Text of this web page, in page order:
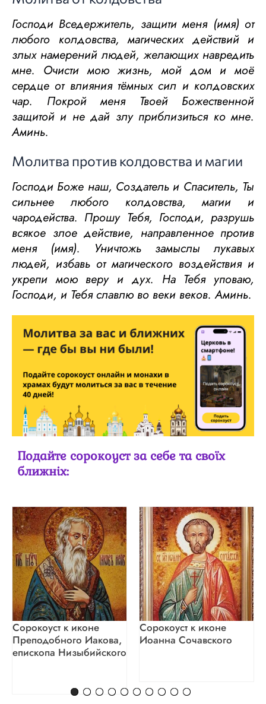
Господи Вседержитель, защити меня (имя) от
любого колдовства, магических действий и
злых намерений людей, желающих навредить
мне. Очисти мою жизнь, мой дом и моё
сердце от влияния тёмных сил и колдовских
чар. Покрой меня Твоей Божественной
защитой и не дай злу приблизиться ко мне.
Аминь.
Молитва против колдовства и магии
Господи Боже наш, Создатель и Спаситель, Ты
сильнее любого колдовства, магии и
чародейства. Прошу Тебя, Господи, разрушь
всякое злое действие, направленное против
меня (имя). Уничтожь замыслы лукавых
людей, избавь от магического воздействия и
укрепи мою веру и дух. На Тебя уповаю,
Господи, и Тебя славлю во веки веков. Аминь.
Подайте сорокоуст за себе та своїх
ближніх:
Сорокоуст к иконе
Преподобного Иакова,
епископа Низыбийского
Сорокоуст к иконе
Иоанна Сочавского